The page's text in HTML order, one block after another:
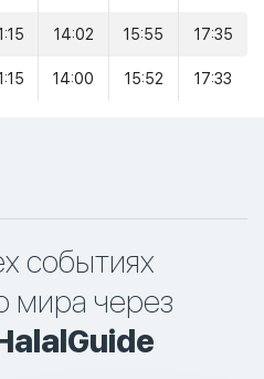
14:02 15:55 17:35
14:00 15:52 17:33
событиях
мира через